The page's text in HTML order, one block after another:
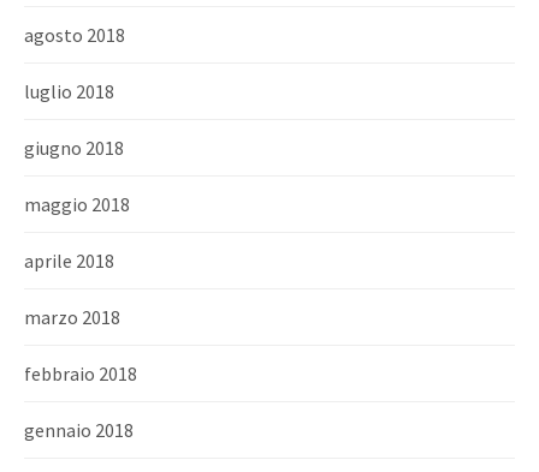
agosto 2018
luglio 2018
giugno 2018
maggio 2018
aprile 2018
marzo 2018
febbraio 2018
gennaio 2018